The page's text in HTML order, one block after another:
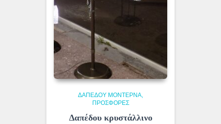
ΔΑΠΈΔΟΥ ΜΟΝΤΈΡΝΑ
ΠΡΟΣΦΟΡΕΣ
Δαπέδου κρυστάλλινο